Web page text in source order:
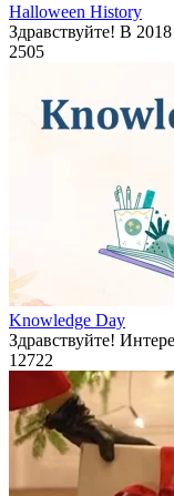
Halloween History
Здравствуйте! В
2505
Knowledge Day
Здравствуйте!
12722